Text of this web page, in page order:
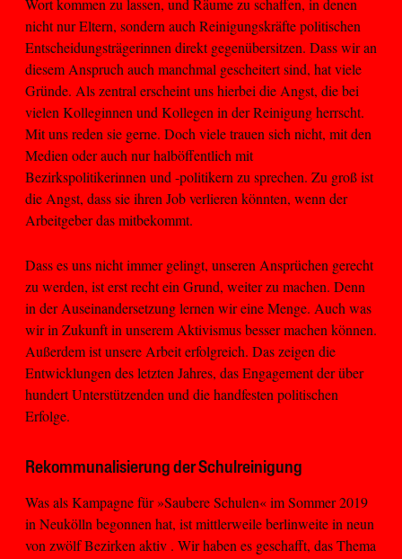
Wort kommen zu lassen, und Räume zu schaffen, in denen
nicht nur Eltern, sondern auch Reinigungskräfte politischen
Entscheidungsträgerinnen direkt gegenübersitzen. Dass wir an
diesem Anspruch auch manchmal gescheitert sind, hat viele
Gründe. Als zentral erscheint uns hierbei die Angst, die bei
vielen Kolleginnen und Kollegen in der Reinigung herrscht.
Mit uns reden sie gerne. Doch viele trauen sich nicht, mit den
Medien oder auch nur halböffentlich mit
Bezirkspolitikerinnen und -politikern zu sprechen. Zu groß ist
die Angst, dass sie ihren Job verlieren könnten, wenn der
Arbeitgeber das mitbekommt.
Dass es uns nicht immer gelingt, unseren Ansprüchen gerecht
zu werden, ist erst recht ein Grund, weiter zu machen. Denn
in der Auseinandersetzung lernen wir eine Menge. Auch was
wir in Zukunft in unserem Aktivismus besser machen können.
Außerdem ist unsere Arbeit erfolgreich. Das zeigen die
Entwicklungen des letzten Jahres, das Engagement der über
hundert Unterstützenden und die handfesten politischen
Erfolge.
Rekommunalisierung der Schulreinigung
Was als Kampagne für »Saubere Schulen« im Sommer 2019
in Neukölln begonnen hat, ist mittlerweile berlinweite in neun
von zwölf Bezirken aktiv . Wir haben es geschafft, das Thema